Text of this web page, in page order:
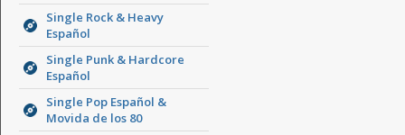
Single Rock & Heavy
Español
Single Punk & Hardcore
Español
Single Pop Español &
Movida de los 80